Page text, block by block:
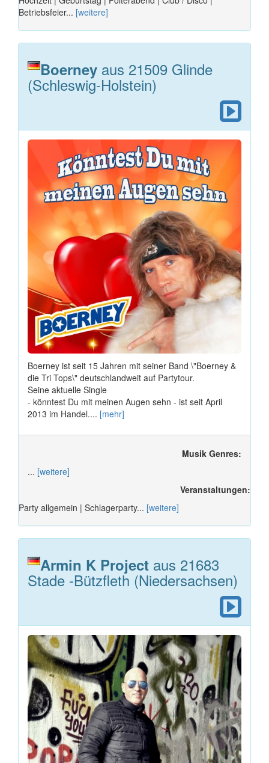
Betriebsfeier... [weitere]
Boerney aus 21509 Glinde
(Schleswig-Holstein)
Boerney ist seit 15 Jahren mit seiner Band \"Boerney &
die Tri Tops\" deutschlandweit auf Partytour.
Seine aktuelle Single
- könntest Du mit meinen Augen sehn - ist seit April
2013 im Handel.... [mehr]
Musik Genres:
... [weitere]
Veranstaltungen:
Party allgemein | Schlagerparty... [weitere]
Armin K Project aus 21683
Stade -Bützfleth (Niedersachsen)